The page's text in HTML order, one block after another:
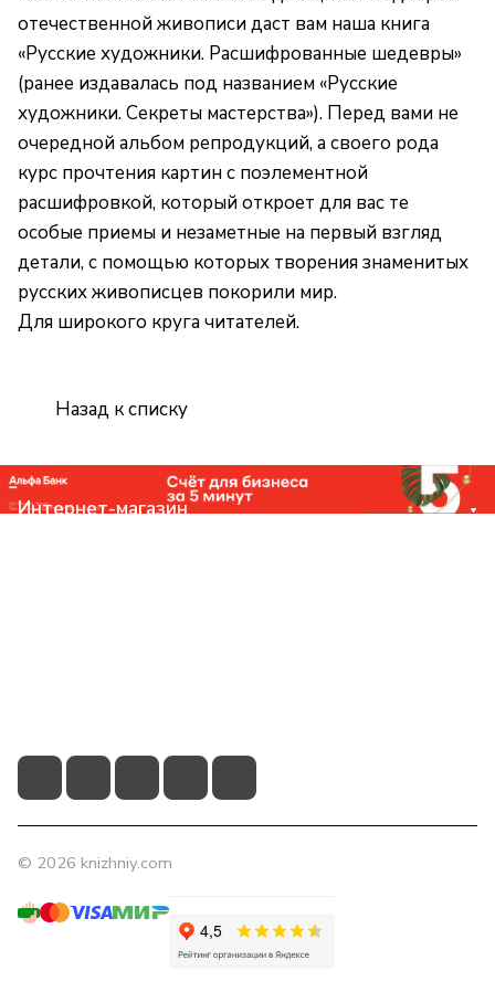
отечественной живописи даст вам наша книга
«Русские художники. Расшифрованные шедевры»
(ранее издавалась под названием «Русские
художники. Секреты мастерства»). Перед вами не
очередной альбом репродукций, а своего рода
курс прочтения картин с поэлементной
расшифровкой, который откроет для вас те
особые приемы и незаметные на первый взгляд
детали, с помощью которых творения знаменитых
русских живописцев покорили мир.
Для широкого круга читателей.
Назад к списку
Интернет-магазин
© 2026 knizhniy.com